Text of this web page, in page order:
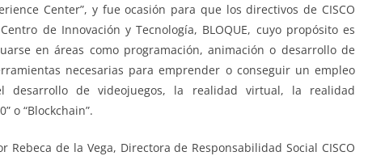
Center”, y fue ocasión para que los directivos de CISCO
de Innovación y Tecnología, BLOQUE, cuyo propósito es
en áreas como programación, animación o desarrollo de
necesarias para emprender o conseguir un empleo
desarrollo de videojuegos, la realidad virtual, la realidad
o “Blockchain”.
de la Vega, Directora de Responsabilidad Social CISCO